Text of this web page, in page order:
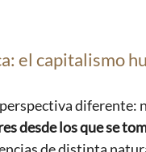
el capitalismo
diferente:
desde los que se
de distinta